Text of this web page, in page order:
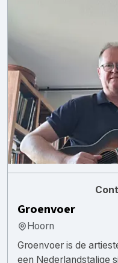
Groenvoer
Hoorn
Groenvoer is de
een Nederlandstalige